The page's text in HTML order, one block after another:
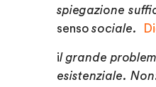
spiegazione
senso sociale.
il grande
esistenziale.